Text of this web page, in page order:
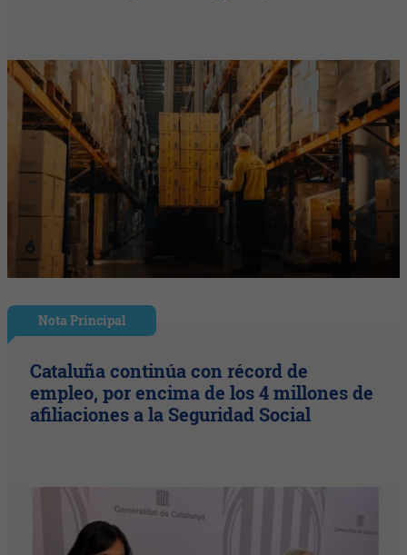
Nota Principal
Cataluña continúa con récord de
empleo, por encima de los 4 millones de
afiliaciones a la Seguridad Social